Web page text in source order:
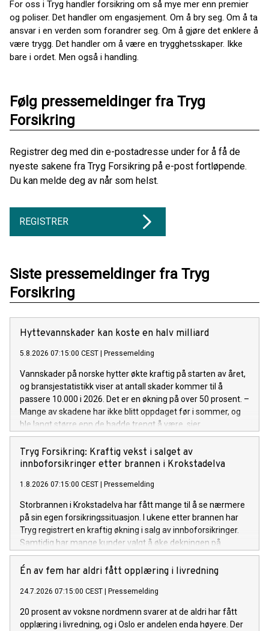
For oss i Tryg handler forsikring om så mye mer enn premier
og poliser. Det handler om engasjement. Om å bry seg. Om å ta
ansvar i en verden som forandrer seg. Om å gjøre det enklere å
være trygg. Det handler om å være en trygghetsskaper. Ikke
bare i ordet. Men også i handling.
Følg pressemeldinger fra Tryg
Forsikring
Registrer deg med din e-postadresse under for å få de
nyeste sakene fra Tryg Forsikring på e-post fortløpende.
Du kan melde deg av når som helst.
REGISTRER
Siste pressemeldinger fra Tryg
Forsikring
Hyttevannskader kan koste en halv milliard
5.8.2026 07:15:00 CEST Pressemelding
Vannskader på norske hytter økte kraftig på starten av året,
og bransjestatistikk viser at antall skader kommer til å
passere 10.000 i 2026. Det er en økning på over 50 prosent. –
Mange av skadene har ikke blitt oppdaget før i sommer, og
ble langt større enn de hadde trengt å være, sier
kommunikasjonsrådgiver Espen Borge i Tryg Forsikring.
Tryg Forsikring: Kraftig vekst i salget av
innboforsikringer etter brannen i Krokstadelva
1.8.2026 07:15:00 CEST Pressemelding
Storbrannen i Krokstadelva har fått mange til å se nærmere
på sin egen forsikringssituasjon. I ukene etter brannen har
Tryg registrert en kraftig økning i salg av innboforsikringer.
Samtidig har mange kunder valgt å øke dekningen på
innboforsikringen de allerede har.
Én av fem har aldri fått opplæring i livredning
24.7.2026 07:15:00 CEST Pressemelding
20 prosent av voksne nordmenn svarer at de aldri har fått
opplæring i livredning, og i Oslo er andelen enda høyere. Der